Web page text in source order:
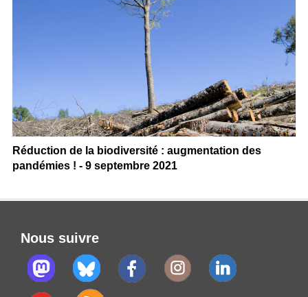
Réduction de la biodiversité : augmentation des
pandémies ! - 9 septembre 2021
Nous suivre